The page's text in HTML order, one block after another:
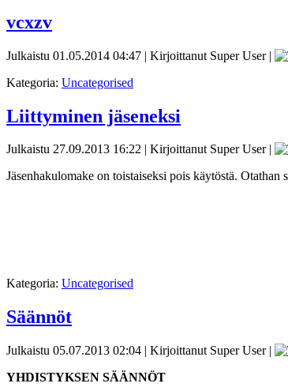
vcxzv
Julkaistu 01.05.2014 04:47 | Kirjoittanut Super User|
Kategoria: Uncategorised
Liittyminen jäseneksi
Julkaistu 27.09.2013 16:22 | Kirjoittanut Super User|
Jäsenhakulomake on toistaiseksi pois käytöstä.
Kategoria: Uncategorised
Säännöt
Julkaistu 05.07.2013 02:04 | Kirjoittanut Super User|
YHDISTYKSEN SÄÄNNÖT